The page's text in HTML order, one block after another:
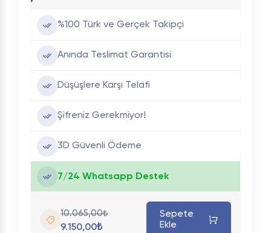
%100 Türk ve Gerçek Takipçi
Anında Teslimat Garantisi
Düşüşlere Karşı Telafi
Şifreniz Gerekmiyor!
3D Güvenli Ödeme
7/24 Whatsapp Destek
10.065,00₺
9.150,00₺
Sepete
Ekle